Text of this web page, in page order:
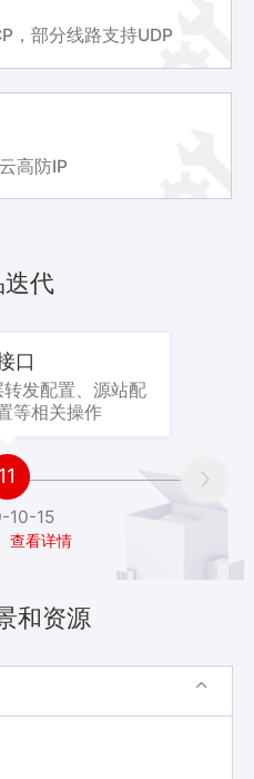
，部分线路支持UDP
高防IP
迭代

11
口
发配置、源站配
等相关操作
10-15
查看详情
和资源
